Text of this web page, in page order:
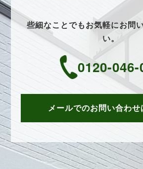
些細なことでもお気軽にお問
い。
0120-046-
メールでのお問い合わせ